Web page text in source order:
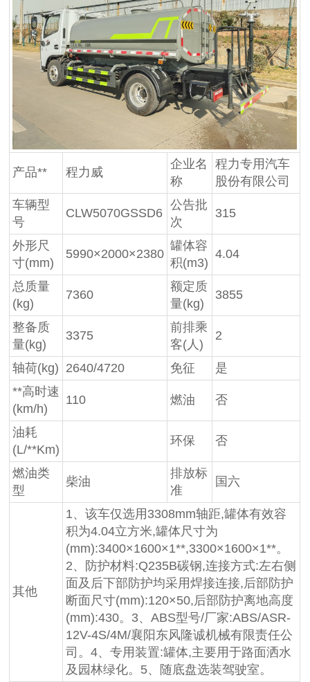
产品** 程力威
企业名
称
程力专用汽车
股份有限公司
车辆型
号
CLW5070GSSD6
公告批
次
315
外形尺
寸(mm)
5990×2000×2380
罐体容
积(m3)
4.04
总质量
(kg)
7360
额定质
量(kg)
3855
整备质
量(kg)
3375
前排乘
客(人)
2
轴荷(kg) 2640/4720 免征
是
**高时速
(km/h)
110 燃油 否
油耗
(L/**Km)
环保 否
燃油类
型
柴油
排放标
准
国六
其他
1、该车仅选用3308mm轴距,罐体有效容
积为4.04立方米,罐体尺寸为
(mm):3400×1600×1**,3300×1600×1**。
2、防护材料:Q235B碳钢,连接方式:左右侧
面及后下部防护均采用焊接连接,后部防护
断面尺寸(mm):120×50,后部防护离地高度
(mm):430。3、ABS型号/厂家:ABS/ASR-
12V-4S/4M/襄阳东风隆诚机械有限责任公
司。4、专用装置:罐体,主要用于路面洒水
及园林绿化。5、随底盘选装驾驶室。